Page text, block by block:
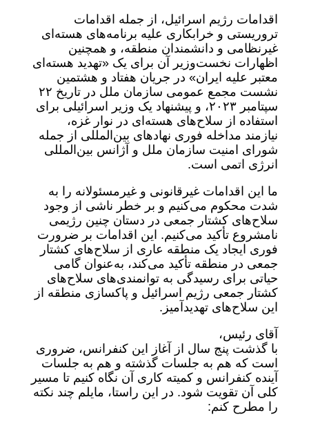
اقدامات رژیم اسرائیل، از جمله اقدامات
تروریستی و خرابکاری علیه برنامه‌های هسته‌ای
غیرنظامی و دانشمندان منطقه، و همچنین
اظهارات نخست‌وزیر آن برای یک «تهدید هسته‌ای
معتبر علیه ایران» در جریان هفتاد و هشتمین
نشست مجمع عمومی سازمان ملل در تاریخ ۲۲
سپتامبر ۲۰۲۳، و پیشنهاد یک وزیر اسرائیلی برای
استفاده از سلاح‌های هسته‌ای در نوار غزه،
نیازمند مداخله فوری نهادهای بین‌المللی از جمله
شورای امنیت سازمان ملل و آژانس بین‌المللی
انرژی اتمی است.
ما این اقدامات غیرقانونی و غیرمسئولانه را به
شدت محکوم می‌کنیم و بر خطر ناشی از وجود
سلاح‌های کشتار جمعی در دستان چنین رژیمی
نامشروع تأکید می‌کنیم. این اقدامات بر ضرورت
فوری ایجاد یک منطقه عاری از سلاح‌های کشتار
جمعی در منطقه تأکید می‌کند، به‌عنوان گامی
حیاتی برای رسیدگی به توانمندی‌های سلاح‌های
کشتار جمعی رژیم اسرائیل و پاکسازی منطقه از
این سلاح‌های تهدیدآمیز.
آقای رئیس،
با گذشت پنج سال از آغاز این کنفرانس، ضروری
است که هم به جلسات گذشته و هم به جلسات
آینده کنفرانس و کمیته کاری آن نگاه کنیم تا مسیر
کلی آن تقویت شود. در این راستا، مایلم چند نکته
را مطرح کنم: